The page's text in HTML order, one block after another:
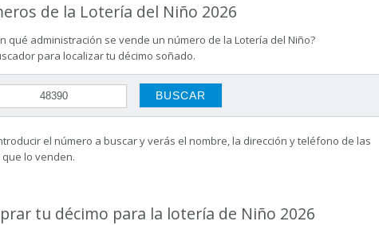
de la Lotería del Niño 2026
qué administración se vende un número de la Lotería del Niño?
para localizar tu décimo soñado.
el número a buscar y verás el nombre, la dirección y teléfono de las
lo venden.
tu décimo para la lotería de Niño 2026